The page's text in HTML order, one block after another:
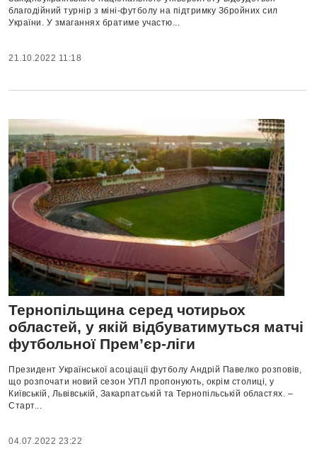
благодійний турнір з міні-футболу на підтримку Збройних сил
України. У змаганнях братиме участю...
21.10.2022 11:18
Тернопільщина серед чотирьох
областей, у якій відбуватимуться матчі
футбольної Прем’єр-ліги
Президент Української асоціації футболу Андрій Павелко розповів,
що розпочати новий сезон УПЛ пропонують, окрім столиці, у
Київській, Львівській, Закарпатській та Тернопільській областях. –
Старт...
04.07.2022 23:22